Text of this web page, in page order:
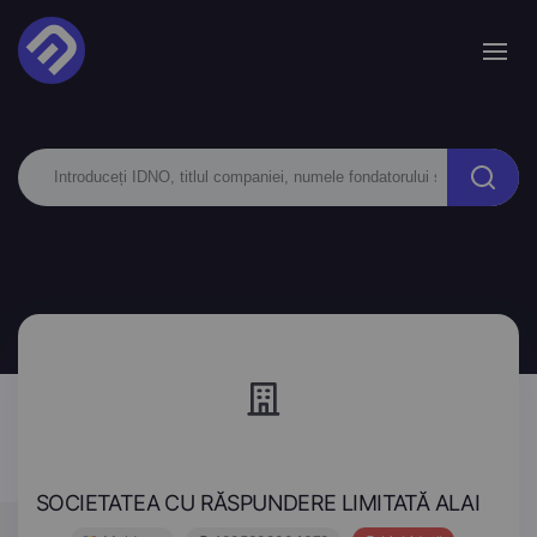
SOCIETATEA CU RĂSPUNDERE LIMITATĂ ALAI